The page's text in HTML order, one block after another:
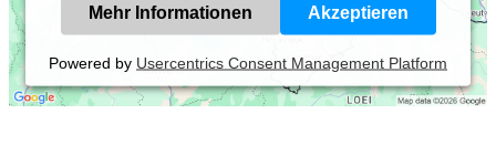
Mehr Informationen Akzeptieren
Powered by Usercentrics Consent Management Platform